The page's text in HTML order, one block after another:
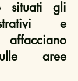
situati gli
e
aree